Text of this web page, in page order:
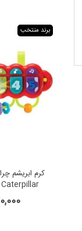
برند منتخب